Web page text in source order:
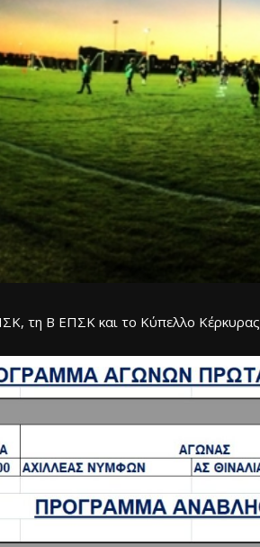
τη Β ΕΠΣΚ και το Κύπελλο